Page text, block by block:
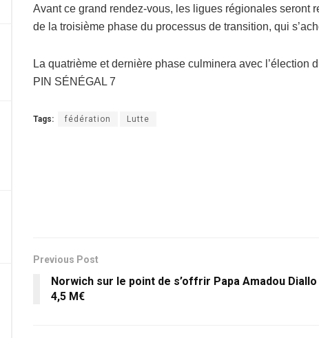
Avant ce grand rendez-vous, les ligues régionales seront
de la troisième phase du processus de transition, qui
La quatrième et dernière phase culminera avec
PIN SÉNÉGAL 7
Tags: fédération Lutte
Previous Post
Norwich sur le point de s’offrir Papa Amadou
4,5 M€